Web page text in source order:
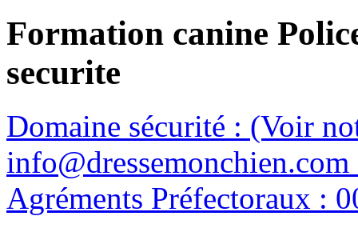
Formation canine
securite
Domaine sécurité : (Voir
Agréments Préfectoraux :